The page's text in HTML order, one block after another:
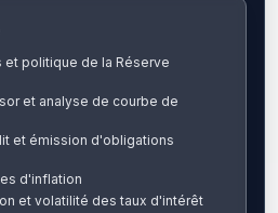
et politique de la Réserve
et analyse de courbe de
et émission d'obligations
d'inflation
et volatilité des taux d'intérêt